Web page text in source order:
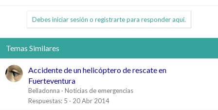
Debes iniciar sesión o registrarte para responder aquí.
Temas Similares
Accidente de un helicóptero de rescate en
Fuerteventura
Belladonna
Noticias de emergencias
Respuestas 5 20 Abr 2014